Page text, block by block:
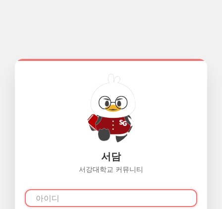
서담
서강대학교 커뮤니티